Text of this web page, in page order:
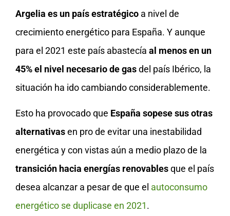
Argelia es un país estratégico a nivel de
crecimiento energético para España. Y aunque
para el 2021 este país abastecía al menos en un
45% el nivel necesario de gasdel país Ibérico, la
situación ha ido cambiando considerablemente.
Esto ha provocado que España sopese sus otras
alternativasen pro de evitar una inestabilidad
energética y con vistas aún a medio plazo de la
transición hacia energías renovablesque el país
desea alcanzar a pesar de que el autoconsumo
energético se duplicase en 2021.